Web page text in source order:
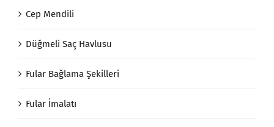
Cep Mendili
Düğmeli Saç Havlusu
Fular Bağlama Şekilleri
Fular İmalatı